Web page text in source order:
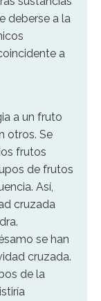
deberse a la
a
a un fruto
otros. Se
frutos
de frutos
Así,
cruzada
se han
cruzada.
de la